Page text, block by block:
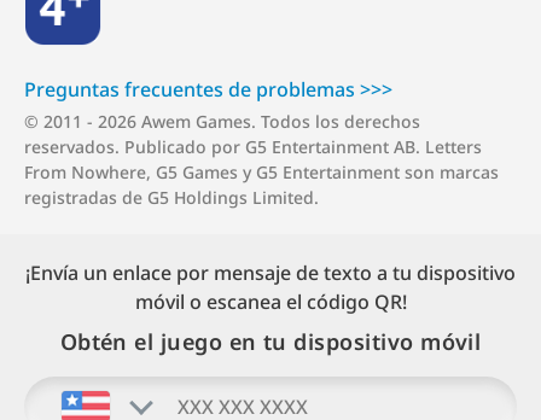
Preguntas frecuentes de p⁠r⁠o⁠b⁠l⁠e⁠m⁠a⁠s >⁠>⁠>
© 2011 - 2026 Awem Games. Todos los derechos
reservados. Publicado por G5 Entertainment AB. Letters
From Nowhere, G5 Games y G5 Entertainment son marcas
registradas de G5 Holdings Limited.
¡Envía un enlace por mensaje de texto a tu dispositivo
móvil o escanea el código QR!
Obtén el juego en tu dispositivo móvil